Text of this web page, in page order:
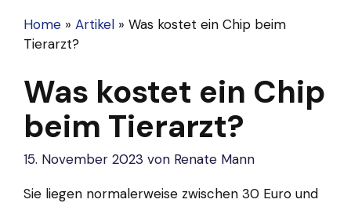
Home » Artikel » Was kostet ein Chip beim
Tierarzt?
Was kostet ein Chip
beim Tierarzt?
15. November 2023 von Renate Mann
Sie liegen normalerweise zwischen 30 Euro und